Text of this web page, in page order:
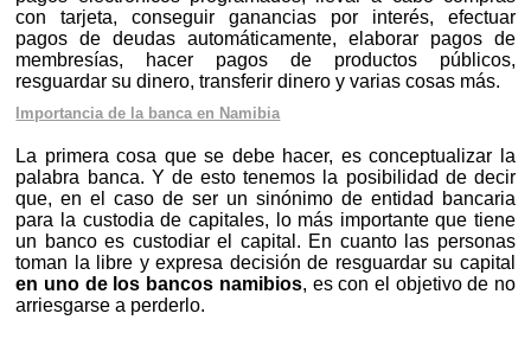
con tarjeta, conseguir ganancias por interés, efectuar
pagos de deudas automáticamente, elaborar pagos de
membresías, hacer pagos de productos públicos,
resguardar su dinero, transferir dinero y varias cosas más.
Importancia de la banca en Namibia
La primera cosa que se debe hacer, es conceptualizar la
palabra banca. Y de esto tenemos la posibilidad de decir
que, en el caso de ser un sinónimo de entidad bancaria
para la custodia de capitales, lo más importante que tiene
un banco es custodiar el capital. En cuanto las personas
toman la libre y expresa decisión de resguardar su capital
en uno de los bancos namibios, es con el objetivo de no
arriesgarse a perderlo.